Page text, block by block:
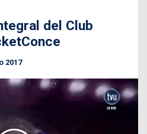
del Club
2017